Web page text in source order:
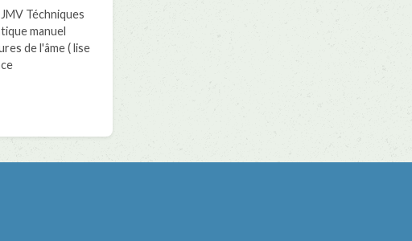
Téchniques
manuel
de l'âme ( lise